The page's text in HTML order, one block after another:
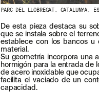
PARC DEL LLOBREGAT, CATALUNYA, ES
De esta pieza destaca su
que se instala sobre el
establece con los bancos u
material.
Su geometría incorpora una
hormigón para la entrada de
de acero inoxidable que
facilita el vaciado de un
capacidad.